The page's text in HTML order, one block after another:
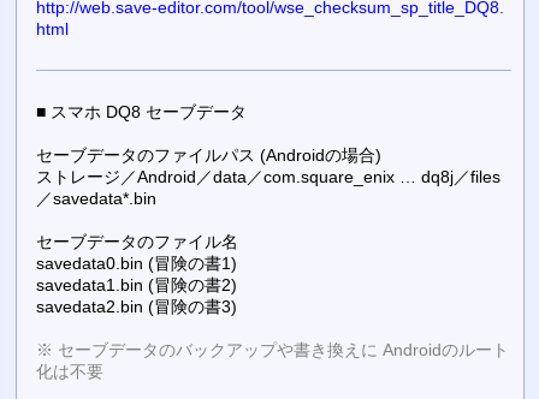
http://web.save-editor.com/tool/wse_checksum_sp_title_DQ8.
html
■ スマホ DQ8 セーブデータ
セーブデータのファイルパス (Androidの場合)
ストレージ／Android／data／com.square_enix … dq8j／files
／savedata*.bin
セーブデータのファイル名
savedata0.bin (冒険の書1)
savedata1.bin (冒険の書2)
savedata2.bin (冒険の書3)
※ セーブデータのバックアップや書き換えに Androidのルート
化は不要